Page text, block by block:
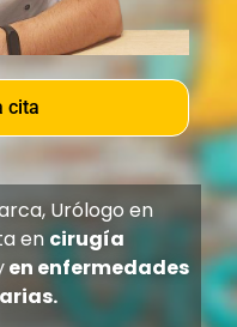
cita
Urólogo en
en cirugía
en enfermedades